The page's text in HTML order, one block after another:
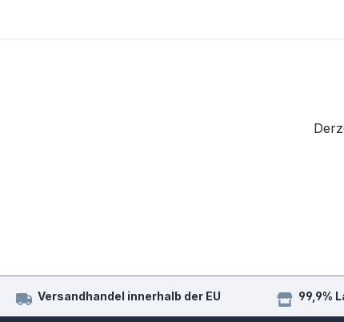
Versandhandel innerhalb der EU 99,9%